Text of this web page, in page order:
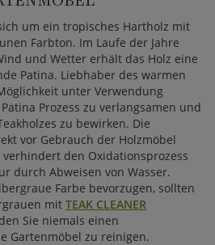
um ein tropisches Hartholz mit
Farbton. Im Laufe der Jahre
und Wetter erhält das Holz eine
Patina. Liebhaber des warmen
unter Verwendung
Prozess zu verlangsamen und
zu bewirken. Die
vor Gebrauch der Holzmöbel
verhindert den Oxidationsprozess
durch Abweisen von Wasser.
Farbe bevorzugen, sollten
mit TEAK CLEANER
Sie niemals einen
Gartenmöbel zu reinigen.